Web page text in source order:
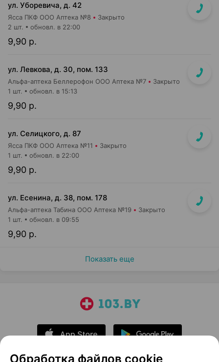
ул. Уборевича, д. 42
Ясса ПКФ ООО Аптека №8 Закрыто
9,90 р.
2 шт. обновл. в 22:00
ул. Левкова, д. 30, пом. 133
Альфа-аптека Беллерофон ООО Аптека №7 Закрыто
9,90 р.
1 шт. обновл. в 15:13
ул. Селицкого, д. 87
Ясса ПКФ ООО Аптека №11 Закрыто
9,90 р.
1 шт. обновл. в 22:00
ул. Есенина, д. 38, пом. 178
Альфа-аптека Табина ООО Аптека №19 Закрыто
9,90 р.
1 шт. обновл. в 09:55
Показать еще
Обработка файлов cookie